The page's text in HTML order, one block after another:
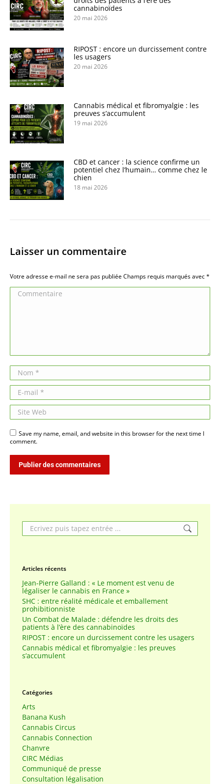
cannabinoïdes
20 mai 2026
RIPOST : encore un durcissement contre
les usagers
20 mai 2026
Cannabis médical et fibromyalgie : les
preuves s’accumulent
19 mai 2026
CBD et cancer : la science confirme un
potentiel chez l’humain… comme chez le
chien
18 mai 2026
Laisser un commentaire
Votre adresse e-mail ne sera pas publiée Champs requis marqués avec*
Commentaire
Nom *
E-mail *
Site Web
Save my name, email, and website in this browser for the next time I
comment.
Publier des commentaires
Search:
Articles récents
Jean-Pierre Galland : « Le moment est venu de
légaliser le cannabis en France »
SHC : entre réalité médicale et emballement
prohibitionniste
Un Combat de Malade : défendre les droits des
patients à l’ère des cannabinoïdes
RIPOST : encore un durcissement contre les usagers
Cannabis médical et fibromyalgie : les preuves
s’accumulent
Catégories
Arts
Banana Kush
Cannabis Circus
Cannabis Connection
Chanvre
CIRC Médias
Communiqué de presse
Consultation légalisation